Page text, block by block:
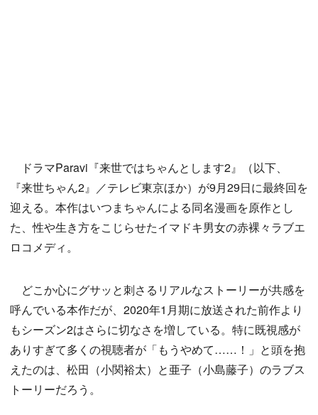
ドラマParavi『来世ではちゃんとします2』（以下、
『来世ちゃん2』／テレビ東京ほか）が9月29日に最終回を
迎える。本作はいつまちゃんによる同名漫画を原作とし
た、性や生き方をこじらせたイマドキ男女の赤裸々ラブエ
ロコメディ。
どこか心にグサッと刺さるリアルなストーリーが共感を
呼んでいる本作だが、2020年1月期に放送された前作より
もシーズン2はさらに切なさを増している。特に既視感が
ありすぎて多くの視聴者が「もうやめて……！」と頭を抱
えたのは、松田（小関裕太）と亜子（小島藤子）のラブス
トーリーだろう。